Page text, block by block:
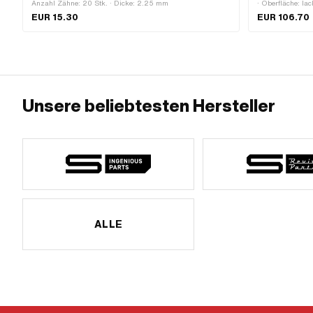
Anzahl Zähne: 20 Stk. · Dicke: 2.25 mm
EUR 15.30
· Oberfläche:
Stk. ·
EUR 106.70
Unsere beliebtesten Hersteller
ALLE